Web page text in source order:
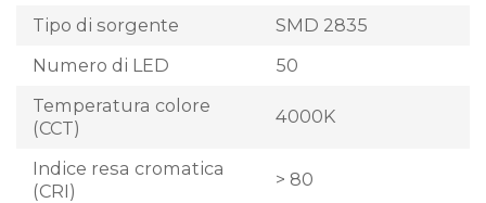
Tipo di sorgente
SMD 2835
Numero di LED
50
Temperatura colore
(CCT)
4000K
Indice resa cromatica
(CRI)
> 80